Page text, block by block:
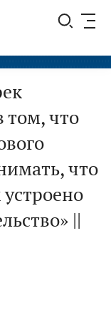
том, что
что
устроено
||